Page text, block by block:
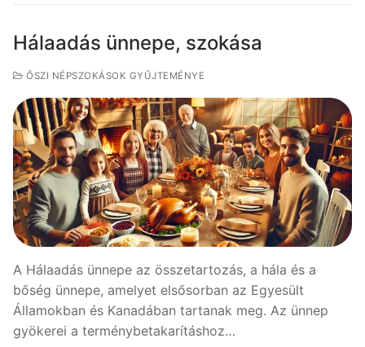
Hálaadás ünnepe, szokása
ŐSZI NÉPSZOKÁSOK GYŰJTEMÉNYE
A Hálaadás ünnepe az összetartozás, a hála és a
bőség ünnepe, amelyet elsősorban az Egyesült
Államokban és Kanadában tartanak meg. Az ünnep
gyökerei a terménybetakarításhoz…